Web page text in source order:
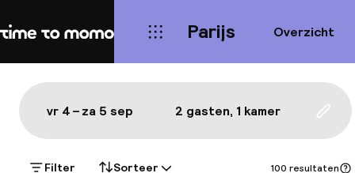
Home Parijs Overzicht
Kaart Parijs: de beste hotels
Toon op de kaart:
vr 4 – za 5 sep 2 gasten, 1 kamer
Filter Sorteer 100 resultaten